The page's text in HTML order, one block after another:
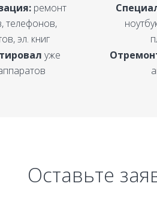
ремонт
телефонов,
эл. книг
уже
Оставьте